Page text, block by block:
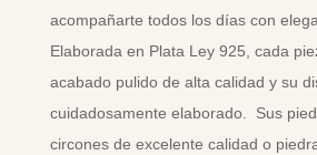
acompañarte todos los días con
Elaborada en Plata Ley 925, cada
acabado pulido de alta calidad y su
cuidadosamente elaborado. Sus
circones de excelente calidad o